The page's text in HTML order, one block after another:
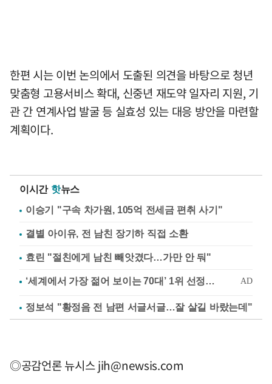
한편 시는 이번 논의에서 도출된 의견을 바탕으로 청년
맞춤형 고용서비스 확대, 신중년 재도약 일자리 지원, 기
관 간 연계사업 발굴 등 실효성 있는 대응 방안을 마련할
계획이다.
이시간 핫뉴스
이승기 "구속 차가원, 105억 전세금 편취 사기"
결별 아이유, 전 남친 장기하 직접 소환
효린 "절친에게 남친 빼앗겼다…가만 안 둬"
정보석 "황정음 전 남편 서글서글…잘 살길 바랐는데"
◎공감언론 뉴시스jih@newsis.com